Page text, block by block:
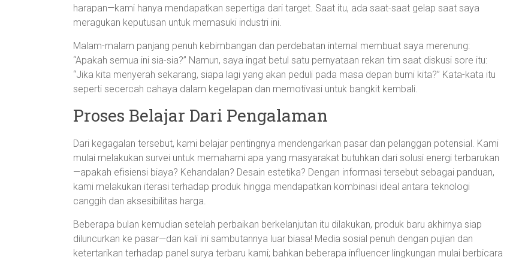
harapan—kami hanya mendapatkan sepertiga dari target. Saat itu, ada saat-saat gelap saat saya
meragukan keputusan untuk memasuki industri ini.
Malam-malam panjang penuh kebimbangan dan perdebatan internal membuat saya merenung:
“Apakah semua ini sia-sia?” Namun, saya ingat betul satu pernyataan rekan tim saat diskusi sore itu:
“Jika kita menyerah sekarang, siapa lagi yang akan peduli pada masa depan bumi kita?” Kata-kata itu
seperti secercah cahaya dalam kegelapan dan memotivasi untuk bangkit kembali.
Proses Belajar Dari Pengalaman
Dari kegagalan tersebut, kami belajar pentingnya mendengarkan pasar dan pelanggan potensial. Kami
mulai melakukan survei untuk memahami apa yang masyarakat butuhkan dari solusi energi terbarukan
—apakah efisiensi biaya? Kehandalan? Desain estetika? Dengan informasi tersebut sebagai panduan,
kami melakukan iterasi terhadap produk hingga mendapatkan kombinasi ideal antara teknologi
canggih dan aksesibilitas harga.
Beberapa bulan kemudian setelah perbaikan berkelanjutan itu dilakukan, produk baru akhirnya siap
diluncurkan ke pasar—dan kali ini sambutannya luar biasa! Media sosial penuh dengan pujian dan
ketertarikan terhadap panel surya terbaru kami; bahkan beberapa influencer lingkungan mulai berbicara